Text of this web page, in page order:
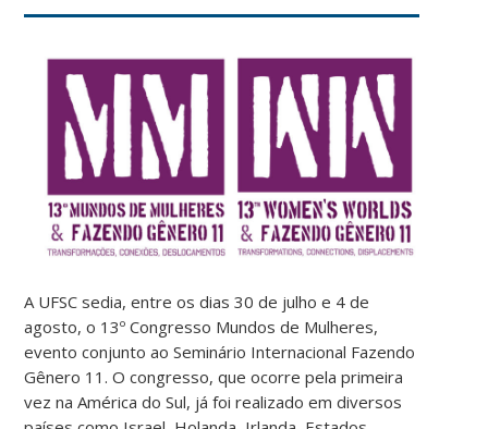
A UFSC sedia, entre os dias 30 de julho e 4 de
agosto, o 13º Congresso Mundos de Mulheres,
evento conjunto ao Seminário Internacional Fazendo
Gênero 11. O congresso, que ocorre pela primeira
vez na América do Sul, já foi realizado em diversos